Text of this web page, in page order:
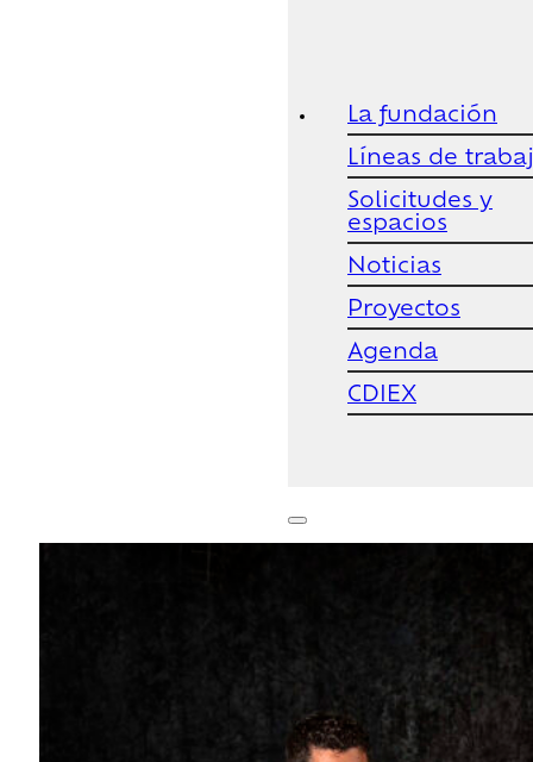
La fundación
Líneas de
Solicitudes y
espacios
Noticias
Proyectos
Agenda
CDIEX